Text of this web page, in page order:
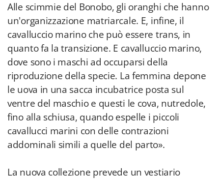
Alle scimmie del Bonobo, gli oranghi che hanno
un'organizzazione matriarcale. E, infine, il
cavalluccio marino che può essere trans, in
quanto fa la transizione. E cavalluccio marino,
dove sono i maschi ad occuparsi della
riproduzione della specie. La femmina depone
le uova in una sacca incubatrice posta sul
ventre del maschio e questi le cova, nutredole,
fino alla schiusa, quando espelle i piccoli
cavallucci marini con delle contrazioni
addominali simili a quelle del parto».
La nuova collezione prevede un vestiario